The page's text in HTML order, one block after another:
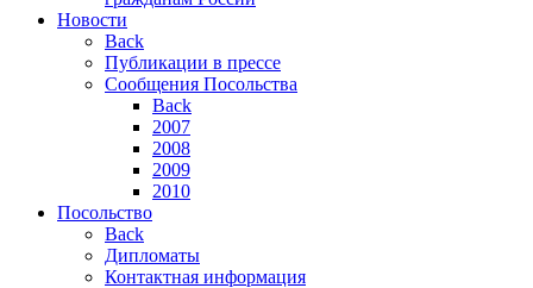
Новости
Back
Публикации в прессе
Сообщения Посольства
Back
2007
2008
2009
2010
Посольство
Back
Дипломаты
Контактная информация